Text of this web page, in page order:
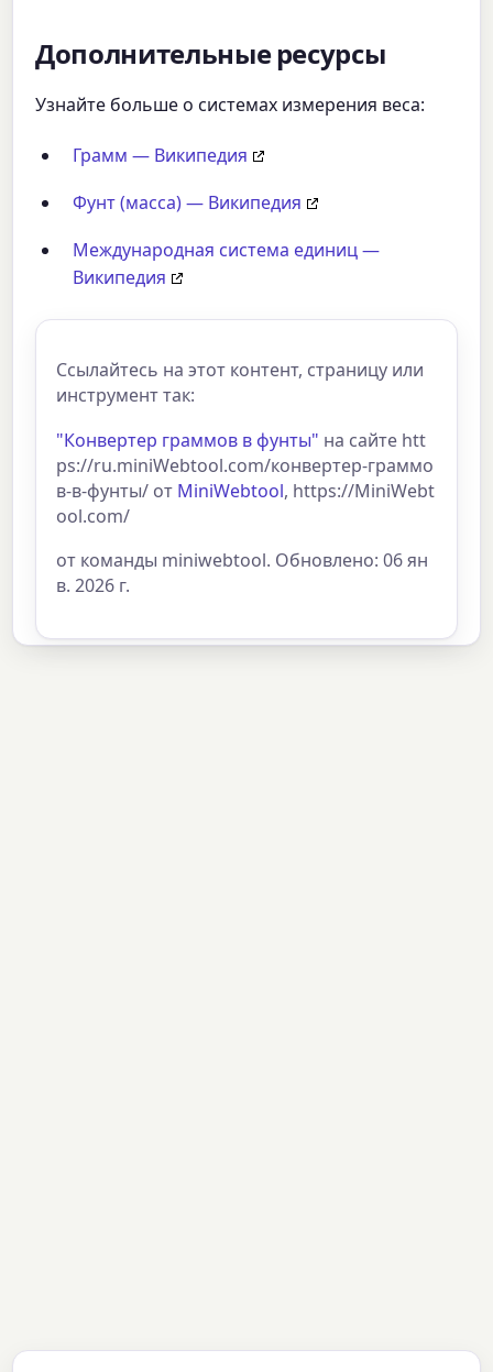
Дополнительные ресурсы
Узнайте больше о системах измерения веса:
Грамм — Википедия
Фунт (масса) — Википедия
Международная система единиц —
Википедия
Ссылайтесь на этот контент, страницу или
инструмент так:
"Конвертер граммов в фунты" на сайте htt
ps://ru.miniWebtool.com/конвертер-граммо
в-в-фунты/ от MiniWebtool, https://MiniWebt
ool.com/
от команды miniwebtool. Обновлено: 06 ян
в. 2026 г.